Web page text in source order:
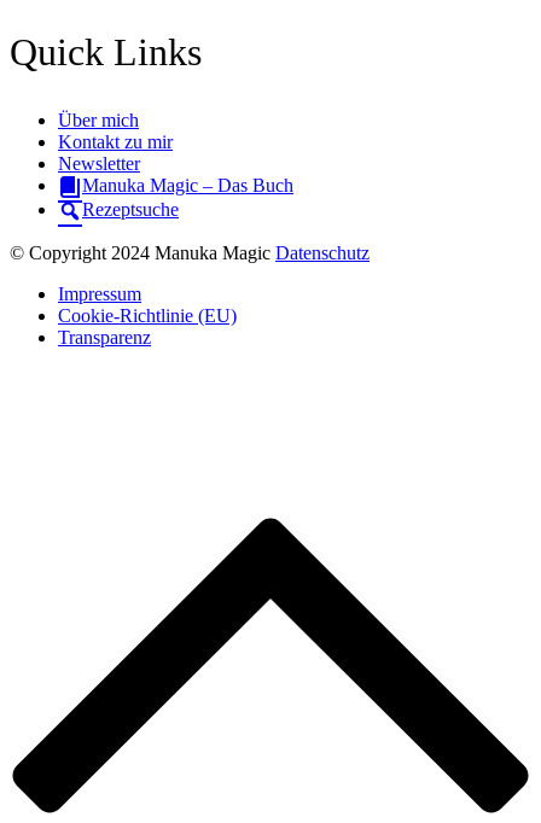
Quick Links
Über mich
Kontakt zu mir
Newsletter
Manuka Magic – Das Buch
Rezeptsuche
© Copyright 2024 Manuka Magic Datenschutz
Impressum
Cookie-Richtlinie (EU)
Transparenz